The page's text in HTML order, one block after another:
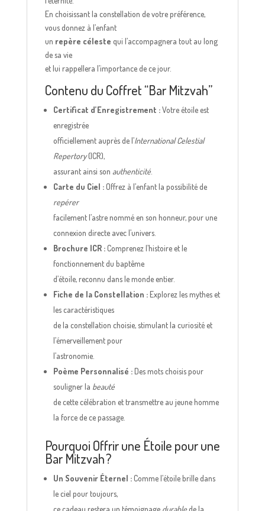
En choisissant la constellation de votre préférence,
vous donnez à l’enfant
un repère céleste qui l’accompagnera tout au long
de sa vie
et lui rappellera l’importance de ce jour.
Contenu du Coffret “Bar Mitzvah”
Certificat d’Enregistrement :Votre étoile est
enregistrée
officiellement auprès de l’International Celestial
Repertory(ICR),
assurant ainsi son authenticité.
Carte du Ciel :Offrez à l’enfant la possibilité de
repérer
facilement l’astre nommé en son honneur, pour une
connexion directe avec l’univers.
Brochure ICR :Comprenez l’histoire et le
fonctionnement du baptême
d’étoile, reconnu dans le monde entier.
Fiche de la Constellation :Explorez les mythes et
les caractéristiques
de la constellation choisie, stimulant la curiosité et
l’émerveillement pour
l’astronomie.
Poème Personnalisé :Des mots choisis pour
souligner la beauté
de cette célébration et transmettre au jeune homme
la force de ce passage.
Pourquoi Offrir une Étoile pour une
Bar Mitzvah ?
Un Souvenir Éternel :Comme l’étoile brille dans
le ciel pour toujours,
ce cadeau restera un témoignage durablede la